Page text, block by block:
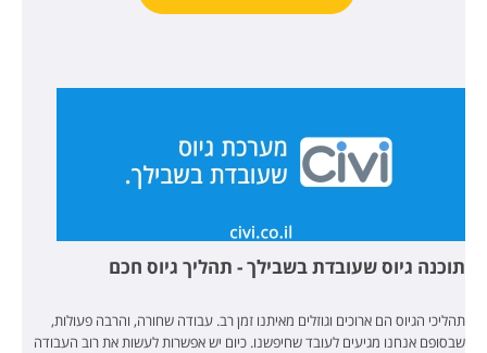
תוכנה גיוס שעובדת בשבילך - תהליך גיוס חכם
תהליכי הגיוס הם ארוכים וגוזלים מאיתנו זמן רב. עבודה שחורה, והרבה פעולות,
שבסופם אנחנו מגיעים לעובד שחיפשנו. כיום יש אפשרות לעשות את רוב העבודה